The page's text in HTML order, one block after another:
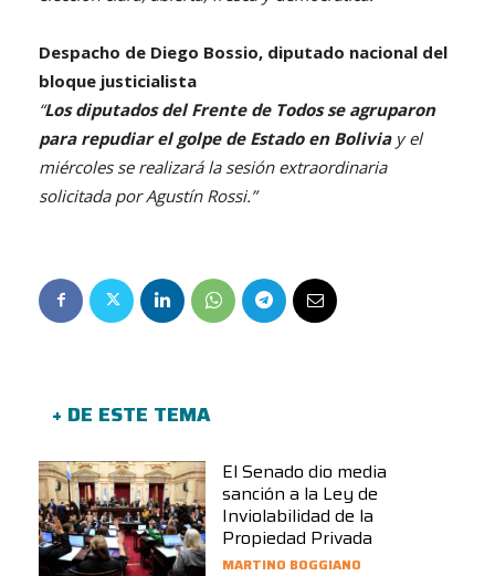
Despacho de Diego Bossio, diputado nacional del
bloque justicialista
“Los diputados del Frente de Todos se agruparon
para repudiar el golpe de Estado en Bolivia y el
miércoles se realizará la sesión extraordinaria
solicitada por Agustín Rossi.”
+ DE ESTE TEMA
El Senado dio media
sanción a la Ley de
Inviolabilidad de la
Propiedad Privada
MARTINO BOGGIANO